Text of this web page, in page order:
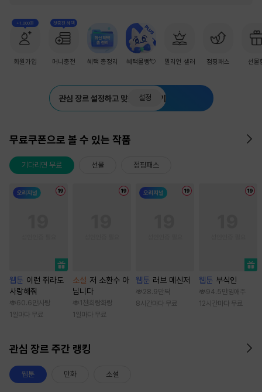
+1,000원
회원가입
첫충전 혜택
머니충전 혜택 총정리 혜택몰빵💘 밀리언 셀러 점핑패스 선물
관심 장르 설정하고 맞춤 추천 받기
설정
무료쿠폰으로 볼 수 있는 작품
기다리면 무료 선물 점핑패스
웹툰 이런 쥐라도
사랑해줘
60.6만 사탕
1일마다 무료
소설 저 소환수 아
닙니다
1천 희랑화랑
1일마다 무료
웹툰 러브 메신저
28.9만 딱
8시간마다 무료
웹툰 부식인
94.5만 임애주
12시간마다 무료
관심 장르 주간 랭킹
웹툰 만화 소설